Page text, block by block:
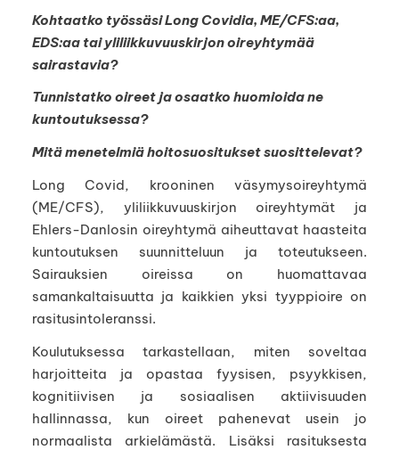
Kohtaatko työssäsi Long Covidia, ME/CFS:aa,
EDS:aa tai yliliikkuvuuskirjon oireyhtymää
sairastavia?
Tunnistatko oireet ja osaatko huomioida ne
kuntoutuksessa?
Mitä menetelmiä hoitosuositukset suosittelevat?
Long Covid, krooninen väsymysoireyhtymä
(ME/CFS), yliliikkuvuuskirjon oireyhtymät ja
Ehlers-Danlosin oireyhtymä aiheuttavat haasteita
kuntoutuksen suunnitteluun ja toteutukseen.
Sairauksien oireissa on huomattavaa
samankaltaisuutta ja kaikkien yksi tyyppioire on
rasitusintoleranssi.
Koulutuksessa tarkastellaan, miten soveltaa
harjoitteita ja opastaa fyysisen, psyykkisen,
kognitiivisen ja sosiaalisen aktiivisuuden
hallinnassa, kun oireet pahenevat usein jo
normaalista arkielämästä. Lisäksi rasituksesta